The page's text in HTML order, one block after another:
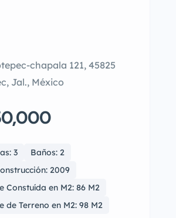
chapala 121, 45825
Jal., México
3
Baños: 2
2009
Constuída en M2: 86 M2
de Terreno en M2: 98 M2